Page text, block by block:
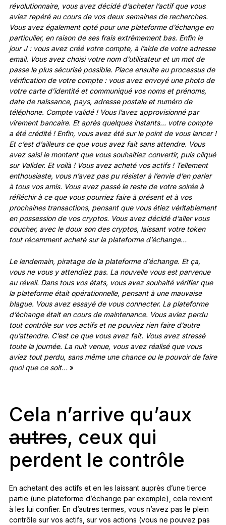
révolutionnaire, vous avez décidé d’acheter l’actif que vous
aviez repéré au cours de vos deux semaines de recherches.
Vous avez également opté pour une plateforme d’échange en
particulier, en raison de ses frais extrêmement bas. Enfin le
jour J : vous avez créé votre compte, à l’aide de votre adresse
email. Vous avez choisi votre nom d’utilisateur et un mot de
passe le plus sécurisé possible. Place ensuite au processus de
vérification de votre compte : vous avez envoyé une photo de
votre carte d’identité et communiqué vos noms et prénoms,
date de naissance, pays, adresse postale et numéro de
téléphone. Compte validé ! Vous l’avez approvisionné par
virement bancaire. Et après quelques instants… votre compte
a été crédité ! Enfin, vous avez été sur le point de vous lancer !
Et c’est d’ailleurs ce que vous avez fait sans attendre. Vous
avez saisi le montant que vous souhaitiez convertir, puis cliqué
sur Valider. Et voilà ! Vous avez acheté vos actifs ! Tellement
enthousiaste, vous n’avez pas pu résister à l’envie d’en parler
à tous vos amis. Vous avez passé le reste de votre soirée à
réfléchir à ce que vous pourriez faire à présent et à vos
prochaines transactions, pensant que vous étiez véritablement
en possession de vos cryptos. Vous avez décidé d’aller vous
coucher, avec le doux son des cryptos, laissant votre token
tout récemment acheté sur la plateforme d’échange…
Le lendemain, piratage de la plateforme d’échange. Et ça,
vous ne vous y attendiez pas. La nouvelle vous est parvenue
au réveil. Dans tous vos états, vous avez souhaité vérifier que
la plateforme était opérationnelle, pensant à une mauvaise
blague. Vous avez essayé de vous connecter. La plateforme
d’échange était en cours de maintenance. Vous aviez perdu
tout contrôle sur vos actifs et ne pouviez rien faire d’autre
qu’attendre. C’est ce que vous avez fait. Vous avez stressé
toute la journée. La nuit venue, vous avez réalisé que vous
aviez tout perdu, sans même une chance ou le pouvoir de faire
quoi que ce soit…»
Cela n’arrive qu’aux
autres, ceux qui
perdent le contrôle
En achetant des actifs et en les laissant auprès d’une tierce
partie (une plateforme d’échange par exemple), cela revient
à les lui confier. En d’autres termes, vous n’avez pas le plein
contrôle sur vos actifs, sur vos actions (vous ne pouvez pas